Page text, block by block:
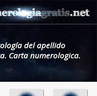
del apellido
Carta numerologica.